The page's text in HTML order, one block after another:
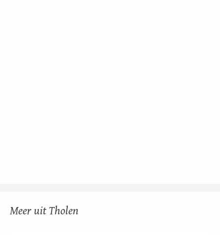
Meer uit Tholen